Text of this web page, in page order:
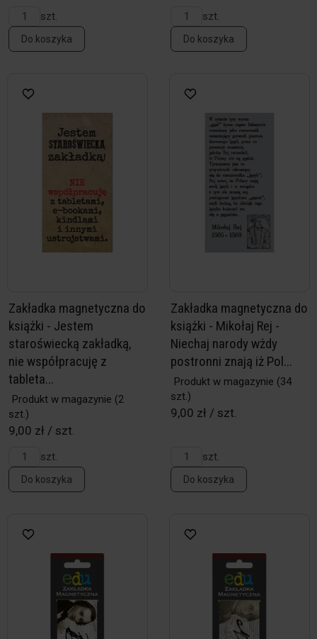
szt.
Do koszyka
szt.
Do koszyka
Zakładka magnetyczna do
książki - Jestem
staroświecką zakładką,
nie współpracuję z
tableta...
Produkt w magazynie (2
szt.)
9,00 zł / szt.
szt.
Do koszyka
Zakładka magnetyczna do
książki - Mikołaj Rej -
Niechaj narody wżdy
postronni znają iż Pol...
Produkt w magazynie (34
szt.)
9,00 zł / szt.
szt.
Do koszyka